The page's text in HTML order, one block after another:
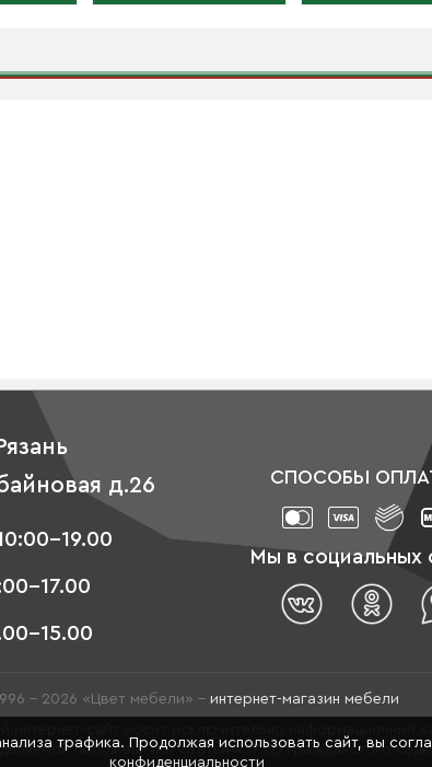
д.26
19.00
17.00
15.00
СПОСОБЫ
Мы в социальных
- 2026 «Цвет мебели» – интернет-магазин мебели
положениями Статьи 437 (2) Гражданского
трафика. Продолжая использовать сайт, вы
конфиденциальности